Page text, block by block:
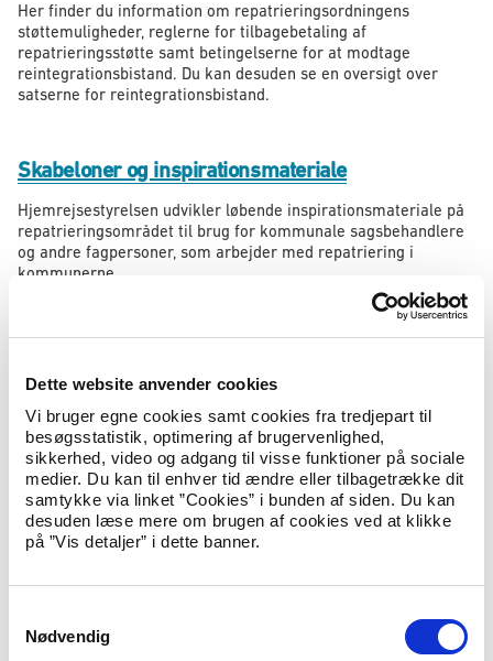
Dette website anvender cookies
Vi bruger egne cookies samt cookies fra tredjepart til
besøgsstatistik, optimering af brugervenlighed,
sikkerhed, video og adgang til visse funktioner på sociale
medier. Du kan til enhver tid ændre eller tilbagetrække dit
samtykke via linket ”Cookies” i bunden af siden. Du kan
desuden læse mere om brugen af cookies ved at klikke
på ”Vis detaljer” i dette banner.
Nødvendig
Her finder du information om repatrieringsordningens
støttemuligheder, reglerne for tilbagebetaling af
repatrieringsstøtte samt betingelserne for at modtage
reintegrationsbistand. Du kan desuden se en oversigt over
satserne for reintegrationsbistand.
Skabeloner og inspirationsmateriale
Hjemrejsestyrelsen udvikler løbende inspirationsmateriale på
repatrieringsområdet til brug for kommunale sagsbehandlere
og andre fagpersoner, som arbejder med repatriering i
kommunerne.
kontaktoplysninger
Introduktion til DRC Dansk Flygtningehjælps primære opgaver
på repatrieringsområdet samt henvisning til Dansk
Flygtningehjælps rådgivningsteam.
Fleksibel udbetaling af hjælp til repatriering
hjælp